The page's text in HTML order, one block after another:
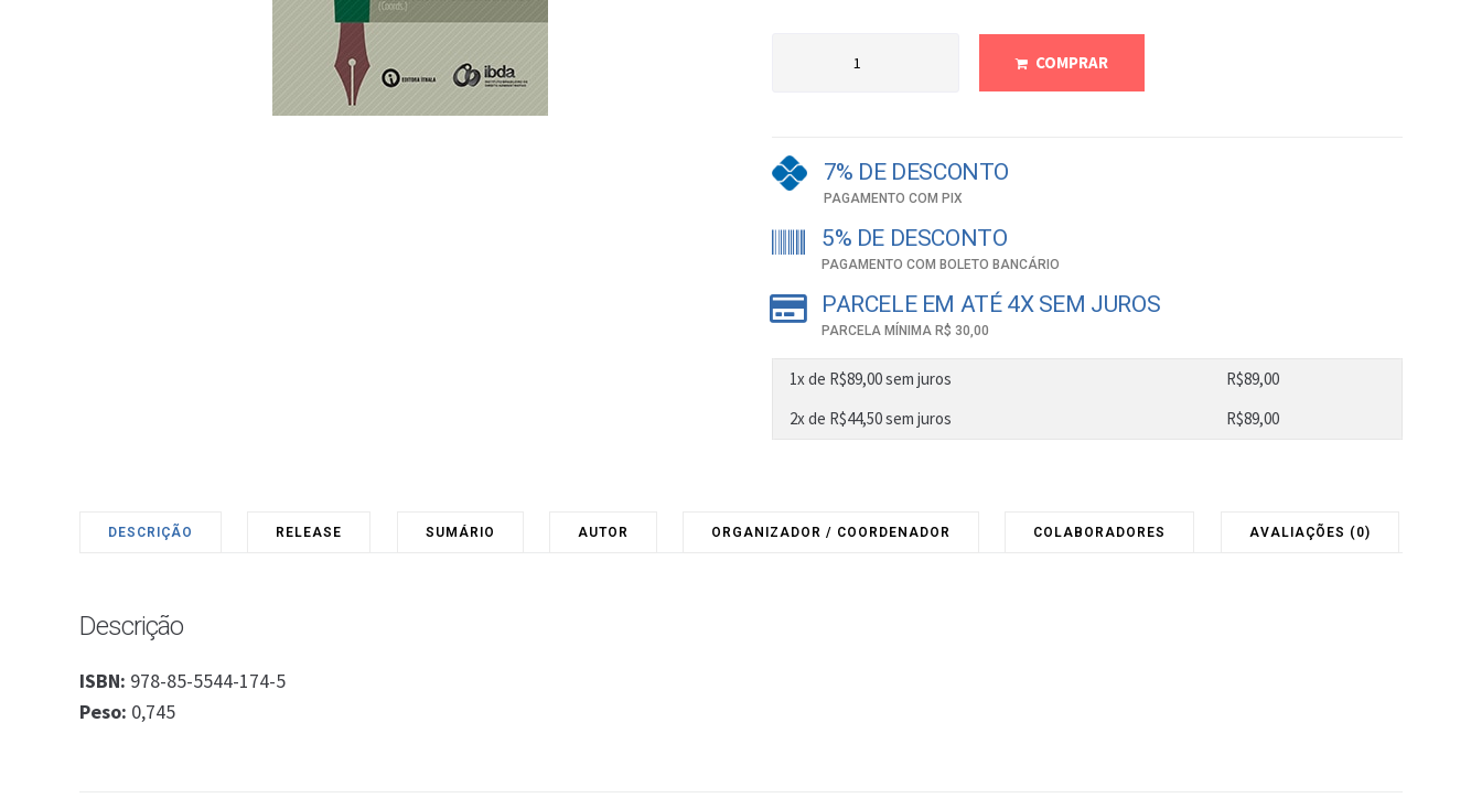
COMPRAR
7% DE DESCONTO
PAGAMENTO COM PIX
5% DE DESCONTO
PAGAMENTO COM BOLETO BANCÁRIO
PARCELE EM ATÉ 4X SEM JUROS
PARCELA MÍNIMA R$ 30,00
1x de R$89,00sem juros R$89,00
2x de R$44,50sem juros R$89,00
DESCRIÇÃO RELEASE SUMÁRIO AUTOR ORGANIZADOR / COORDENADOR COLABORADORES AVALIAÇÕES (0)
Descrição
ISBN: 978-85-5544-174-5
Peso: 0,745